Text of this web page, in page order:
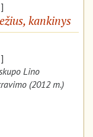
kankinys
Lino
(2012 m.)